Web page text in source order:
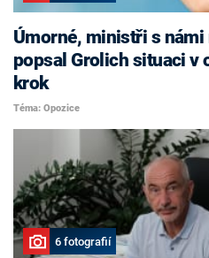
Úmorné, ministři s námi
popsal Grolich situaci v
krok
Téma: Opozice
6 fotografií